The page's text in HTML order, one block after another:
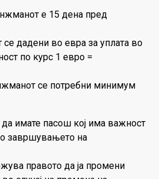
е 15 дена пред
дадени во евра за уплата во
по курс 1 евро =
се потребни минимум
имате пасош кој има важност
завршувањето на
правото да ја промени